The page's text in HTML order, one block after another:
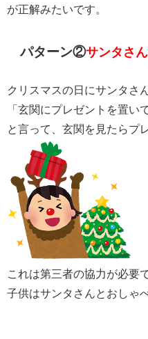
が正解みたいです。
パターン②サンタさ
クリスマスの日にサンタさ
「玄関にプレゼントを置い
と言って、玄関を見たらプ
これは第三者の協力が必要
子供はサンタさんとおしゃ